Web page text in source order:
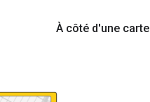
À côté d'une carte